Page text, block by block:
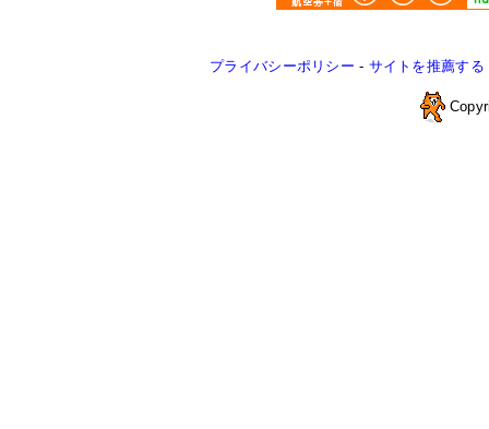
プライバシーポリシー - サイトを推薦する